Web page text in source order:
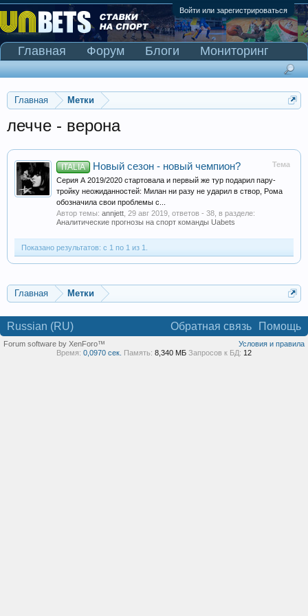
Войти или зарегистрироваться
Главная Метки
лечче - верона
Тема
ITALIA Новый сезон - новый чемпион?
Серия А 2019/2020 стартовала и первый же тур подарил пару-
тройку неожиданностей: Милан ни разу не ударил в створ, Рома
обозначила свои проблемы с...
Автор темы: annjett 29 авг 2019 , ответов - 38, в разделе:
Аналитические прогнозы на спорт команды Uabets
Показано результатов: с 1 по 1 из 1.
Главная Метки
Главная Форум Блоги
Мониторинг
Сканер Pinnacle
Russian (RU) Обратная связь Помощь
Условия и правила
Forum software by XenForo™
Время: 0,0970 сек. Память: 8,340 МБ Запросов к БД: 12